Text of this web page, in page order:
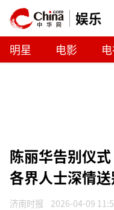
娱乐
明星 电影
陈丽华告别仪
各界人士深情
济南时报 2026-04-09